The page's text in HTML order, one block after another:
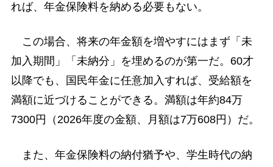
れば、年金保険料を納める必要もない。
この場合、将来の年金額を増やすにはまず「未
加入期間」「未納分」を埋めるのが第一だ。60才
以降でも、国民年金に任意加入すれば、受給額を
満額に近づけることができる。満額は年約84万
7300円（2026年度の金額、月額は7万608円）だ。
また、年金保険料の納付猶予や、学生時代の納